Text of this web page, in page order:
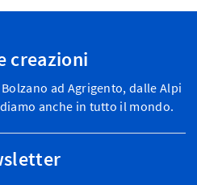
creazioni
ad Agrigento, dalle Alpi
anche in tutto il mondo.